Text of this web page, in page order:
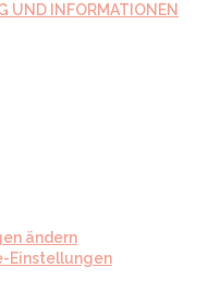
UND INFORMATIONEN
ändern
Einstellungen